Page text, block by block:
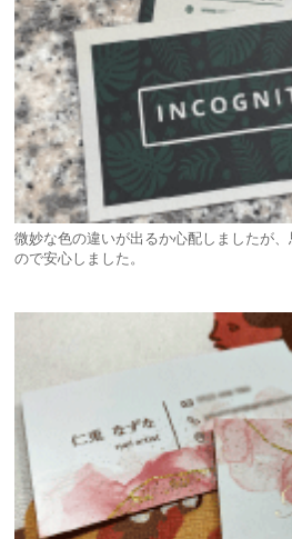
名刺を非常に綺麗に作成していただきました。 いつも迅速な対応に
おります。